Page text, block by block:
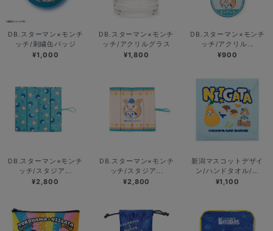
DB.スターマン×モンチ
ッチ/刺繍缶バッジ
¥1,000
DB.スターマン×モンチ
ッチ/アクリルグラス
¥1,800
DB.スターマン×モンチ
ッチ/アクリル...
¥900
DB.スターマン×モンチ
ッチ/スタジア...
¥2,800
DB.スターマン×モンチ
ッチ/スタジア...
¥2,800
新潟マスコットデザイ
ン/ハンドタオル/...
¥1,100